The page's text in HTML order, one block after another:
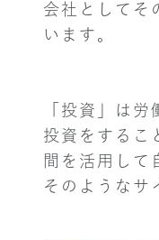
会社としてそ
います。
「投資」は労
投資をするこ
間を活用して
そのようなサ